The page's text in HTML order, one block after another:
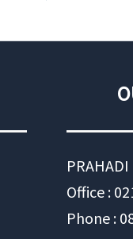
PRAHADI
Office :
Phone :